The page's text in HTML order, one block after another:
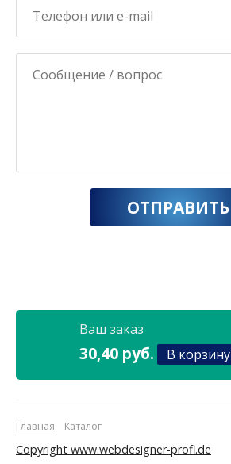
ОТПРАВИТЬ
Ваш заказ
30,40 руб. В корзину
Главная Каталог
Copyright www.webdesigner-profi.de